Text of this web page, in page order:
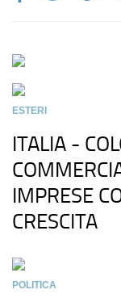
ESTERI
ITALIA -
IMPRESE
CRESCITA
POLITICA